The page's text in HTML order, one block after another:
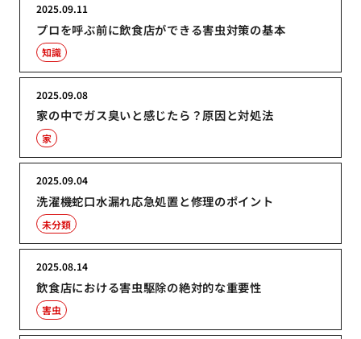
プロを呼ぶ前に飲食店ができる害虫対策の基本
2025.09.11
知識
家の中でガス臭いと感じたら？原因と対処法
2025.09.08
家
洗濯機蛇口水漏れ応急処置と修理のポイント
2025.09.04
未分類
飲食店における害虫駆除の絶対的な重要性
2025.08.14
害虫